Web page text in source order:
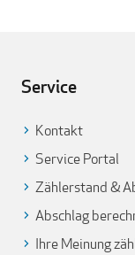
Service
Kontakt
Service Portal
Zählerstand &
Abschlag
Ihre Meinung